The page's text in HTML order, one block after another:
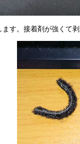
す。接着剤が強くて